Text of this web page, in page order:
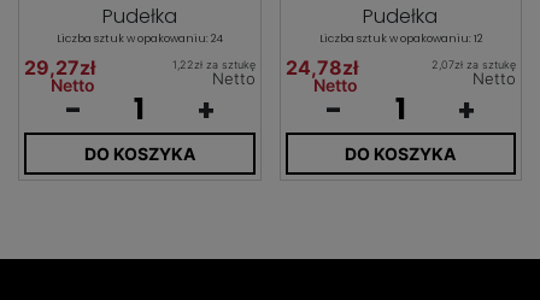
Pudełka
Liczba sztuk w opakowaniu: 24
29,27zł
Netto
1,22zł za sztukę
Netto
- +
DO KOSZYKA
Pudełka
Liczba sztuk w opakowaniu: 12
24,78zł
Netto
2,07zł za sztukę
Netto
- +
DO KOSZYKA